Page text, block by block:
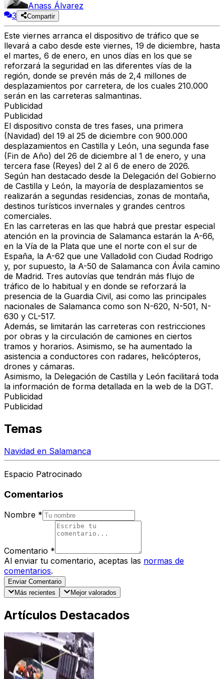
Anass Álvarez
3
Compartir
Este viernes arranca el dispositivo de tráfico que se
llevará a cabo desde este viernes, 19 de diciembre, hasta
el martes, 6 de enero, en unos días en los que se
reforzará la seguridad en las diferentes vías de la
región, donde se prevén más de 2,4 millones de
desplazamientos por carretera, de los cuales 210.000
serán en las carreteras salmantinas.
Publicidad
Publicidad
El dispositivo consta de tres fases, una primera
(Navidad) del 19 al 25 de diciembre con 900.000
desplazamientos en Castilla y León, una segunda fase
(Fin de Año) del 26 de diciembre al 1 de enero, y una
tercera fase (Reyes) del 2 al 6 de enero de 2026.
Según han destacado desde la Delegación del Gobierno
de Castilla y León, la mayoría de desplazamientos se
realizarán a segundas residencias, zonas de montaña,
destinos turísticos invernales y grandes centros
comerciales.
En las carreteras en las que habrá que prestar especial
atención en la provincia de Salamanca estarán la A-66,
en la Vía de la Plata que une el norte con el sur de
España, la A-62 que une Valladolid con Ciudad Rodrigo
y, por supuesto, la A-50 de Salamanca con Ávila camino
de Madrid. Tres autovías que tendrán más flujo de
tráfico de lo habitual y en donde se reforzará la
presencia de la Guardia Civil, asi como las principales
nacionales de Salamanca como son N-620, N-501, N-
630 y CL-517.
Además, se limitarán las carreteras con restricciones
por obras y la circulación de camiones en ciertos
tramos y horarios. Asimismo, se ha aumentado la
asistencia a conductores con radares, helicópteros,
drones y cámaras.
Asimismo, la Delegación de Castilla y León facilitará toda
la información de forma detallada en la web de la DGT.
Publicidad
Publicidad
Temas
Navidad en Salamanca
Espacio Patrocinado
Comentarios
Nombre *
Comentario *
Al enviar tu comentario, aceptas las normas de
comentarios.
Enviar Comentario
Más recientes
Mejor valorados
Artículos Destacados